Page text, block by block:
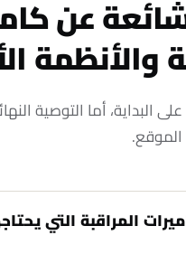
عن
والأنظمة
البداية، أما التوصية
المراقبة التي